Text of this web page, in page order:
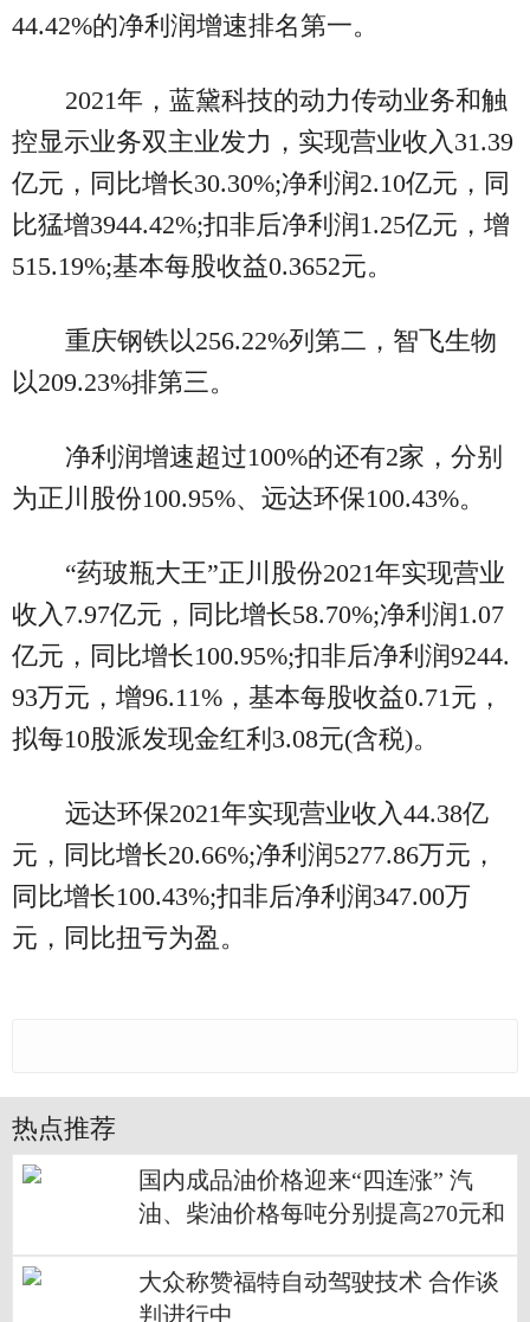
44.42%的净利润增速排名第一。
2021年，蓝黛科技的动力传动业务和触
控显示业务双主业发力，实现营业收入31.39
亿元，同比增长30.30%;净利润2.10亿元，同
比猛增3944.42%;扣非后净利润1.25亿元，增
515.19%;基本每股收益0.3652元。
重庆钢铁以256.22%列第二，智飞生物
以209.23%排第三。
净利润增速超过100%的还有2家，分别
为正川股份100.95%、远达环保100.43%。
“药玻瓶大王”正川股份2021年实现营业
收入7.97亿元，同比增长58.70%;净利润1.07
亿元，同比增长100.95%;扣非后净利润9244.
93万元，增96.11%，基本每股收益0.71元，
拟每10股派发现金红利3.08元(含税)。
远达环保2021年实现营业收入44.38亿
元，同比增长20.66%;净利润5277.86万元，
同比增长100.43%;扣非后净利润347.00万
元，同比扭亏为盈。
热点推荐
国内成品油价格迎来“四连涨” 汽
油、柴油价格每吨分别提高270元和
大众称赞福特自动驾驶技术 合作谈
判进行中